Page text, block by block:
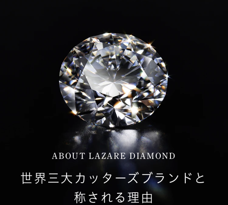
ABOUT LAZARE DIAMOND
世界三大カッターズブランドと
称される理由